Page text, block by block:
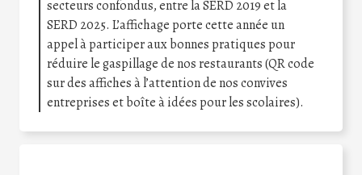
secteurs confondus, entre la SERD 2019 et la
SERD 2025. L’affichage porte cette année un
appel à participer aux bonnes pratiques pour
réduire le gaspillage de nos restaurants (QR code
sur des affiches à l’attention de nos convives
entreprises et boîte à idées pour les scolaires).